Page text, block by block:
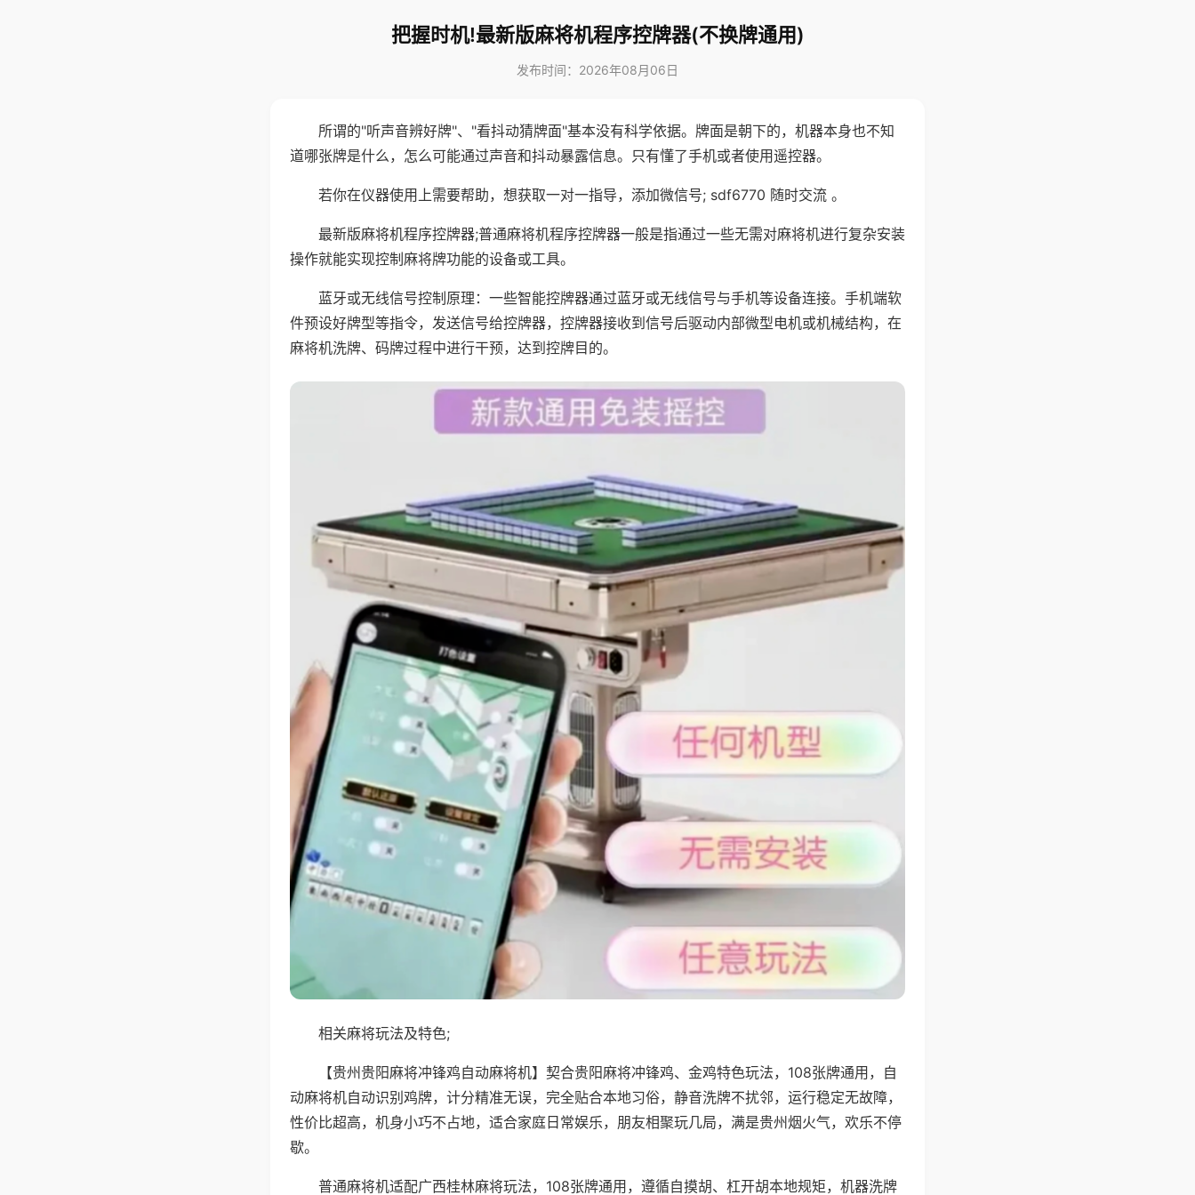
把握时机!最新版麻将机程序控牌器(不换牌通用)
发布时间：2026年08月06日
所谓的"听声音辨好牌"、"看抖动猜牌面"基本没有科学依据。牌面是朝下的，机器本身也不知
道哪张牌是什么，怎么可能通过声音和抖动暴露信息。只有懂了手机或者使用遥控器。
若你在仪器使用上需要帮助，想获取一对一指导，添加微信号; sdf6770 随时交流 。
最新版麻将机程序控牌器;普通麻将机程序控牌器一般是指通过一些无需对麻将机进行复杂安装
操作就能实现控制麻将牌功能的设备或工具。
蓝牙或无线信号控制原理：一些智能控牌器通过蓝牙或无线信号与手机等设备连接。手机端软
件预设好牌型等指令，发送信号给控牌器，控牌器接收到信号后驱动内部微型电机或机械结构，在
麻将机洗牌、码牌过程中进行干预，达到控牌目的。
相关麻将玩法及特色;
【贵州贵阳麻将冲锋鸡自动麻将机】契合贵阳麻将冲锋鸡、金鸡特色玩法，108张牌通用，自
动麻将机自动识别鸡牌，计分精准无误，完全贴合本地习俗，静音洗牌不扰邻，运行稳定无故障，
性价比超高，机身小巧不占地，适合家庭日常娱乐，朋友相聚玩几局，满是贵州烟火气，欢乐不停
歇。
普通麻将机适配广西桂林麻将玩法，108张牌通用，遵循自摸胡、杠开胡本地规矩，机器洗牌